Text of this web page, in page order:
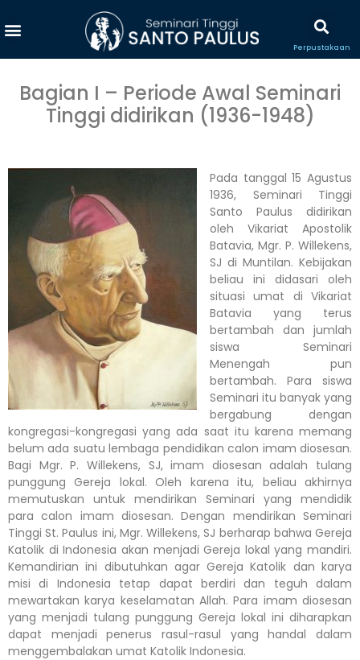
Perpustakaan
Bagian I – Periode Awal Seminari
Tinggi didirikan (1936-1948)
Pada tanggal 15 Agustus
1936, Seminari Tinggi
Santo Paulus didirikan
oleh Vikariat Apostolik
Batavia, Mgr. P. Willekens,
SJ di Muntilan. Kebijakan
beliau ini didasari oleh
situasi umat di Vikariat
Batavia yang terus
bertambah dan jumlah
siswa Seminari
Menengah pun
bertambah. Para siswa
Seminari itu banyak yang
bergabung dengan
kongregasi-kongregasi yang ada saat itu karena memang
belum ada suatu lembaga pendidikan calon imam diosesan.
Bagi Mgr. P. Willekens, SJ, imam diosesan adalah tulang
punggung Gereja lokal. Oleh karena itu, beliau akhirnya
memutuskan untuk mendirikan Seminari yang mendidik
para calon imam diosesan. Dengan mendirikan Seminari
Tinggi St. Paulus ini, Mgr. Willekens, SJ berharap bahwa Gereja
Katolik di Indonesia akan menjadi Gereja lokal yang mandiri.
Kemandirian ini dibutuhkan agar Gereja Katolik dan karya
misi di Indonesia tetap dapat berdiri dan teguh dalam
mewartakan karya keselamatan Allah. Para imam diosesan
yang menjadi tulang punggung Gereja lokal ini diharapkan
dapat menjadi penerus rasul-rasul yang handal dalam
menggembalakan umat Katolik Indonesia.